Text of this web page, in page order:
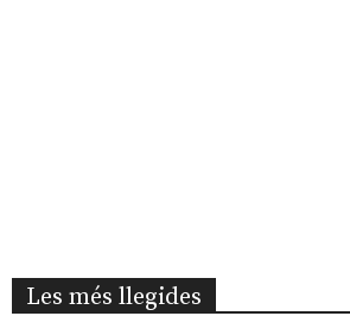
Les més llegides